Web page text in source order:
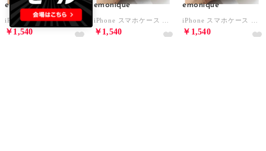
emonique
iPhone スマホケース カバー ウェーブライン （ピンク）
￥1,540
emonique
￥1,540
emonique
￥1,540